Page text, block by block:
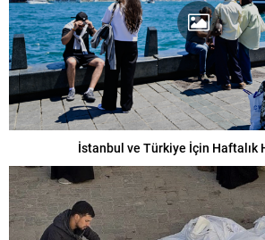
İstanbul ve Türkiye İçin Haftalık